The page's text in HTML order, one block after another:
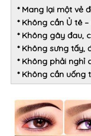
* Mang lại một vẻ
* Không cần Ủ tê
* Không gây đau,
* Không sưng tấy,
* Không phải nghỉ
* Không cần uống